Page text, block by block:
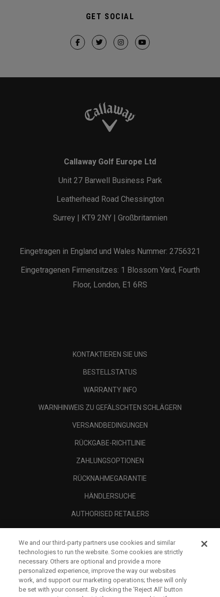
GET SOCIAL
Callaway Golf Europe Ltd
Unit 27 Barwell Business Park
Leatherhead Road Chessington
Surrey | KT9 2NY | Großbritannien
Eingetragen in England und Wales Nummer: 2756321
Eingetragenen Firmensitzes: 1 Blossom Yard, Fourth
Floor, London, E1 6RS
KONTAKTIEREN SIE UNS
BESTELLSTATUS
WARRANTY INFO
WARNHINWEIS ZU GEFÄLSCHTEN SCHLÄGERN
VERSANDBEDINGUNGEN
RÜCKGABE-RICHTLINIE
ZAHLUNGSOPTIONEN
RÜCKNAHMEGARANTIE
HÄNDLERSUCHE
AUTHORISED RETAILERS
UNTERNEHMENSPROFIL
RECHTLICHES-
We and our third-party partners use cookies and similar
technologies to run the website. Some cookies are strictly
necessary. Others are optional and provide a more
personalized experience, improve the way our websites
work, and support our marketing operations; these will only
be set with your consent. By clicking the ‘Reject All' button